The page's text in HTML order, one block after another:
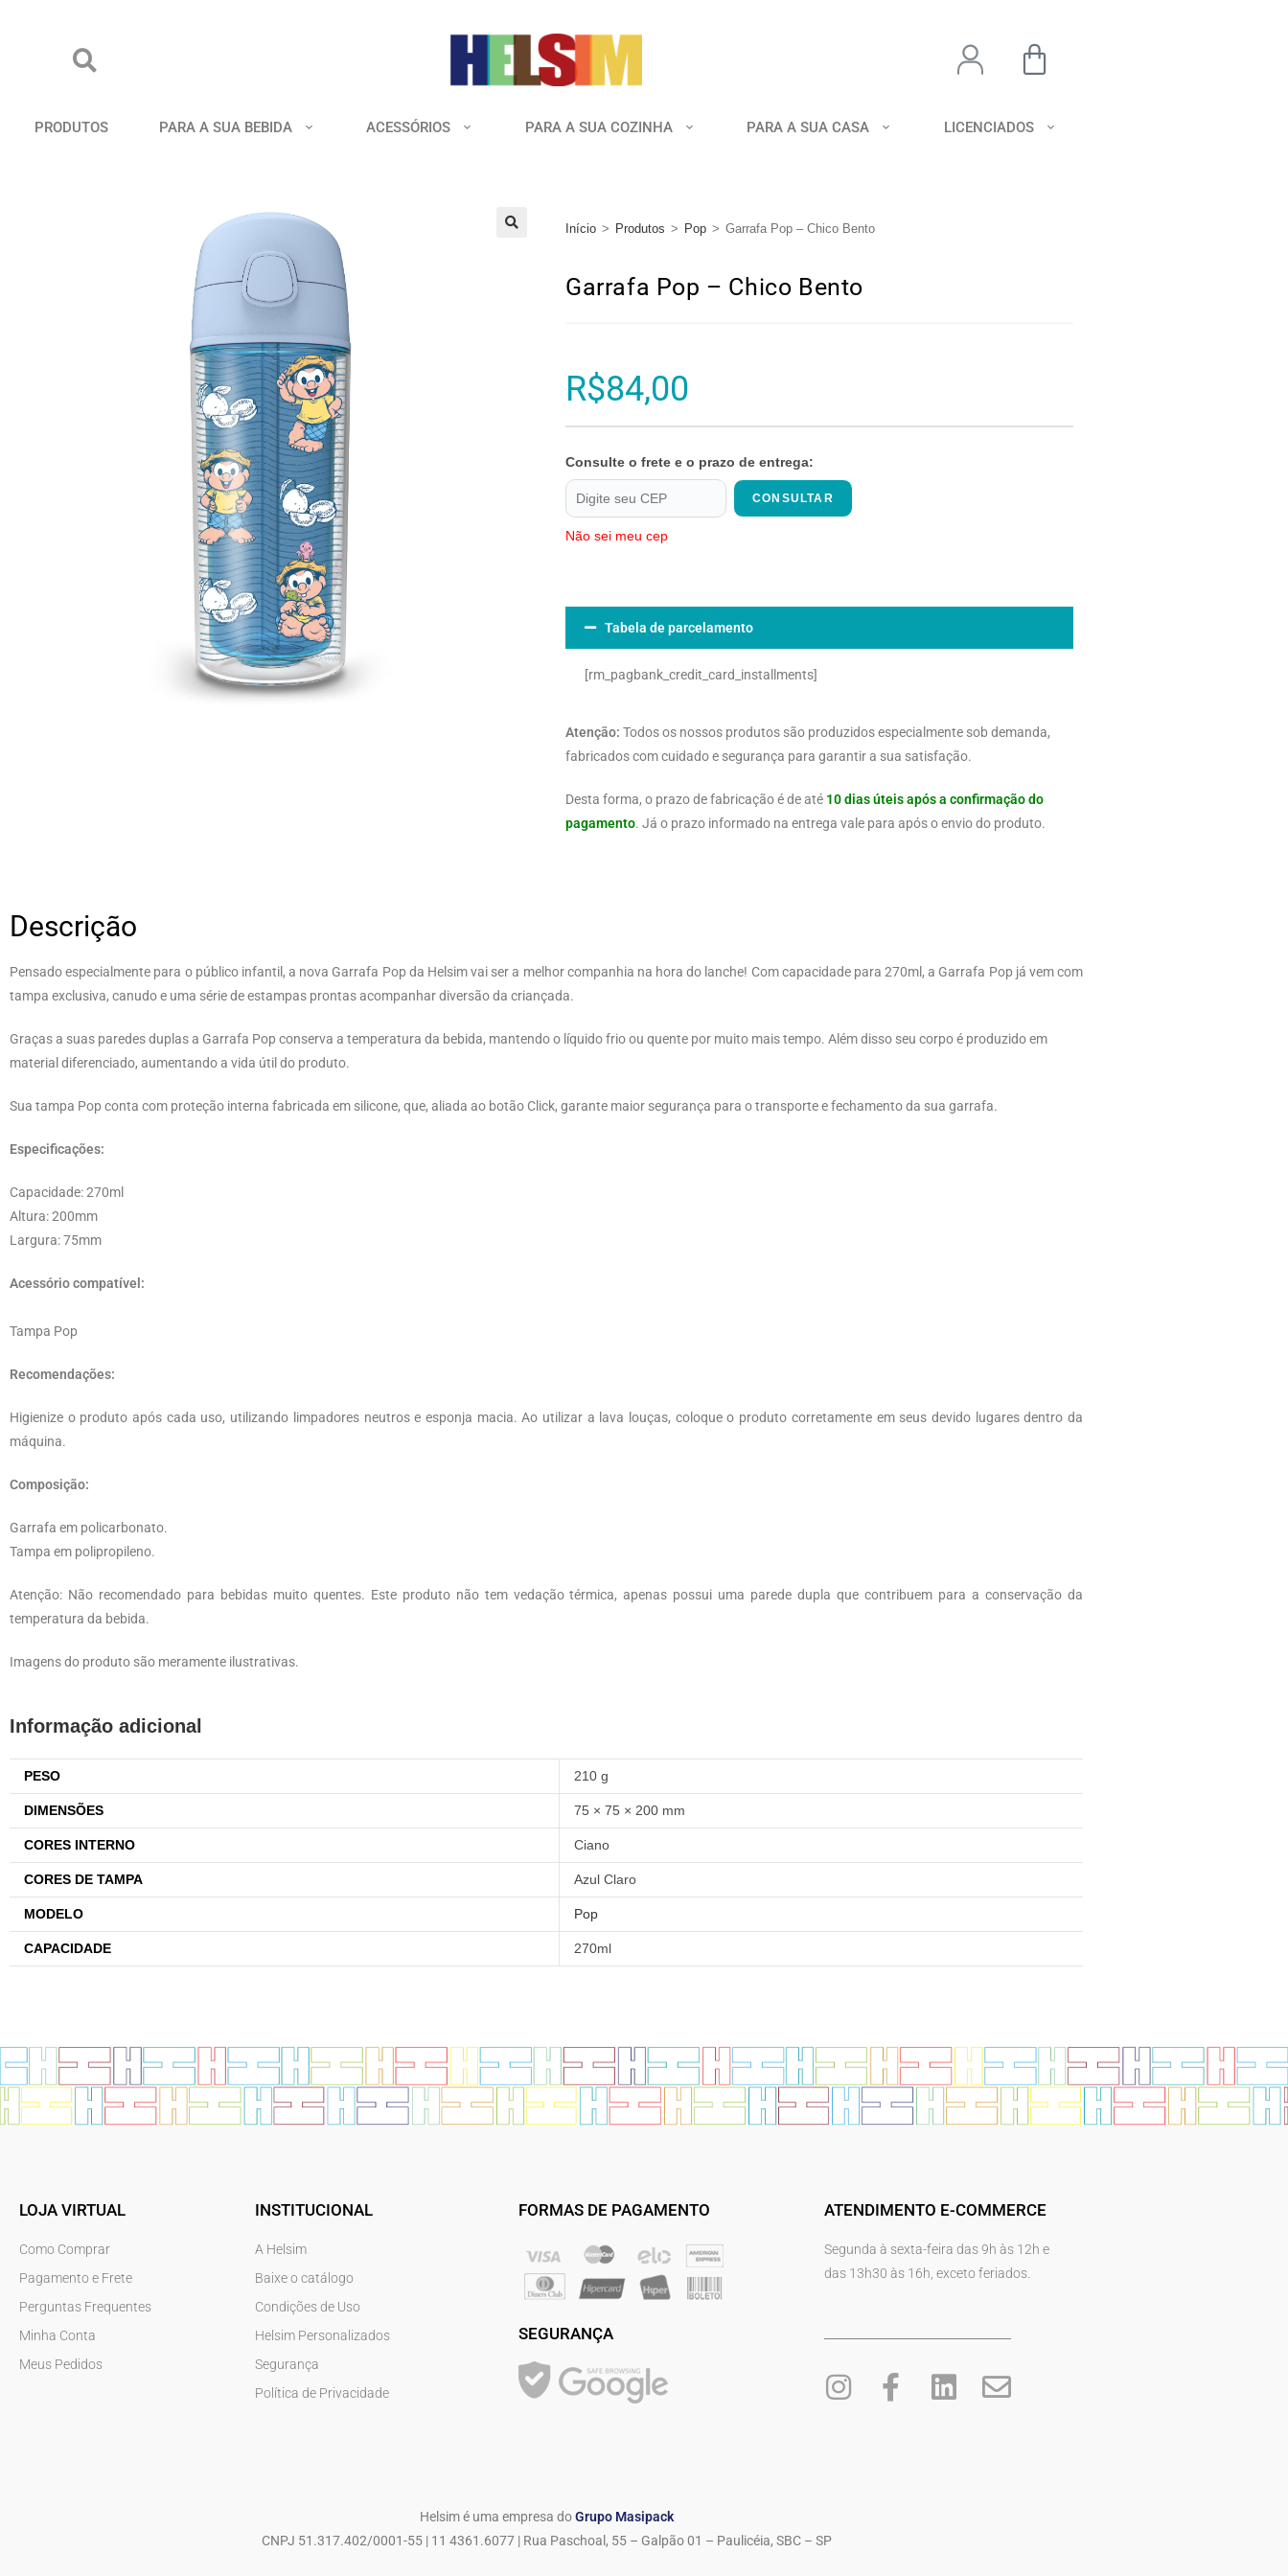
PRODUTOS PARA A SUA BEBIDA ACESSÓRIOS PARA A SUA COZINHA PARA A SUA CASA LICENCIADOS
Início > Produtos > Pop > Garrafa Pop – Chico Bento
Garrafa Pop – Chico Bento
R$84,00
Consulte o frete e o prazo de entrega:
CONSULTAR
Não sei meu cep
Tabela de parcelamento
[rm_pagbank_credit_card_installments]
Atenção: Todos os nossos produtos são produzidos especialmente sob demanda,
fabricados com cuidado e segurança para garantir a sua satisfação.
Desta forma, o prazo de fabricação é de até 10 dias úteis após a confirmação do
pagamento. Já o prazo informado na entrega vale para após o envio do produto.
Descrição
Pensado especialmente para o público infantil, a nova Garrafa Pop da Helsim vai ser a melhor companhia na hora do lanche! Com capacidade para 270ml, a Garrafa Pop já vem com
tampa exclusiva, canudo e uma série de estampas prontas acompanhar diversão da criançada.
Graças a suas paredes duplas a Garrafa Pop conserva a temperatura da bebida, mantendo o líquido frio ou quente por muito mais tempo. Além disso seu corpo é produzido em
material diferenciado, aumentando a vida útil do produto.
Sua tampa Pop conta com proteção interna fabricada em silicone, que, aliada ao botão Click, garante maior segurança para o transporte e fechamento da sua garrafa.
Especificações:
Capacidade: 270ml
Altura: 200mm
Largura: 75mm
Acessório compatível:
Tampa Pop
Recomendações:
Higienize o produto após cada uso, utilizando limpadores neutros e esponja macia. Ao utilizar a lava louças, coloque o produto corretamente em seus devido lugares dentro da
máquina.
Composição:
Garrafa em policarbonato.
Tampa em polipropileno.
Atenção: Não recomendado para bebidas muito quentes. Este produto não tem vedação térmica, apenas possui uma parede dupla que contribuem para a conservação da
temperatura da bebida.
Imagens do produto são meramente ilustrativas.
Informação adicional
PESO 210 g
DIMENSÕES 75 × 75 × 200 mm
CORES INTERNO Ciano
CORES DE TAMPA Azul Claro
MODELO Pop
CAPACIDADE 270ml
LOJA VIRTUAL
Como Comprar
Pagamento e Frete
Perguntas Frequentes
Minha Conta
Meus Pedidos
INSTITUCIONAL
A Helsim
Baixe o catálogo
Condições de Uso
Helsim Personalizados
Segurança
Política de Privacidade
FORMAS DE PAGAMENTO
SEGURANÇA
ATENDIMENTO E-COMMERCE
Segunda à sexta-feira das 9h às 12h e
das 13h30 às 16h, exceto feriados.
Helsim é uma empresa doGrupo Masipack
CNPJ 51.317.402/0001-55 | 11 4361.6077 | Rua Paschoal, 55 – Galpão 01 – Paulicéia, SBC – SP